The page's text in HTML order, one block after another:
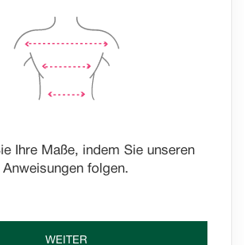
Ihre Maße, indem Sie unseren
Anweisungen folgen.
WEITER